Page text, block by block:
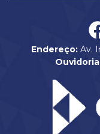
Endereço:Av.